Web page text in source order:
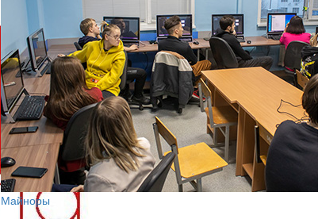
Майноры